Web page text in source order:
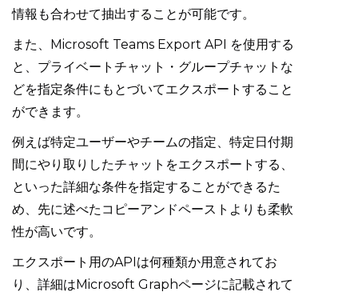
情報も合わせて抽出することが可能です。
また、Microsoft Teams Export API を使用する
と、プライベートチャット・グループチャットな
どを指定条件にもとづいてエクスポートすること
ができます。
例えば特定ユーザーやチームの指定、特定日付期
間にやり取りしたチャットをエクスポートする、
といった詳細な条件を指定することができるた
め、先に述べたコピーアンドペーストよりも柔軟
性が高いです。
エクスポート用のAPIは何種類か用意されてお
り、詳細はMicrosoft Graphページに記載されて